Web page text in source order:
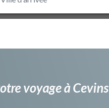
voyage à